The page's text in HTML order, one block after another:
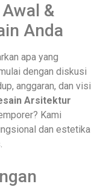
&
Anda
apa yang
dengan diskusi
anggaran, dan visi
Arsitektur
Kami
dan estetika